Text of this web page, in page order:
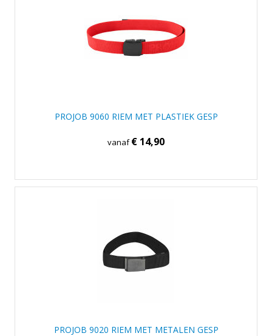
PROJOB 9060 RIEM MET PLASTIEK GESP
vanaf€ 14,90
PROJOB 9020 RIEM MET METALEN GESP